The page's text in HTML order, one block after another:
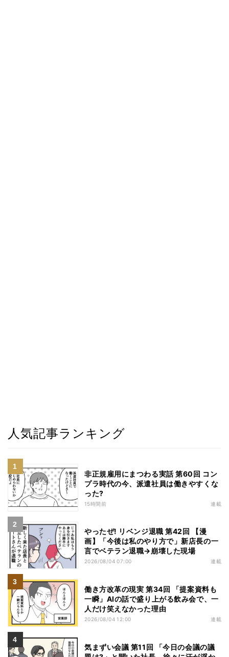
人気記事ランキング
非正規雇用にまつわる実話 第60回 コン
プラ時代の今、派遣社員は働きやすくな
った?
15時間前 連載
やったぜ! リベンジ退職 第42回 【漫
画】「今後は私のやり方で」新店長の一
言でベテラン退職→崩壊した現場
2026/08/04 07:00 連載
働き方改革の現実 第34回 「提案資料も
一瞬」AIの話で盛り上がる飲み会で、一
人だけ笑えなかった理由
2026/08/04 12:00 連載
気まずい会議 第11回 「今日の会議の議